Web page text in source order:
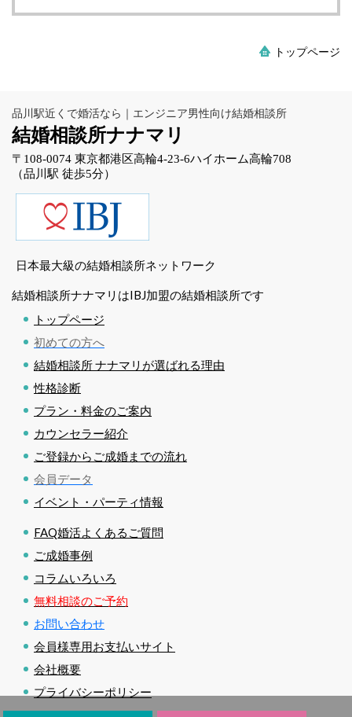
トップページ
品川駅近くで婚活なら｜エンジニア男性向け結婚相談所
結婚相談所ナナマリ
〒108-0074 東京都港区高輪4-23-6ハイホーム高輪708
（品川駅 徒歩5分）
日本最大級の結婚相談所ネットワーク
結婚相談所ナナマリはIBJ加盟の結婚相談所です
トップページ
初めての方へ
結婚相談所 ナナマリが選ばれる理由
性格診断
プラン・料金のご案内
カウンセラー紹介
ご登録からご成婚までの流れ
会員データ
イベント・パーティ情報
FAQ婚活よくあるご質問
ご成婚事例
コラムいろいろ
無料相談のご予約
お問い合わせ
会員様専用お支払いサイト
会社概要
プライバシーポリシー